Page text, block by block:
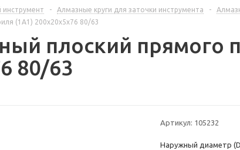
- Алмазные круги для заточки инструмента -
(1А1) 200х20х5х76 80/63
плоский прямого
80/63
Артикул: 105232
Наружный диаметр